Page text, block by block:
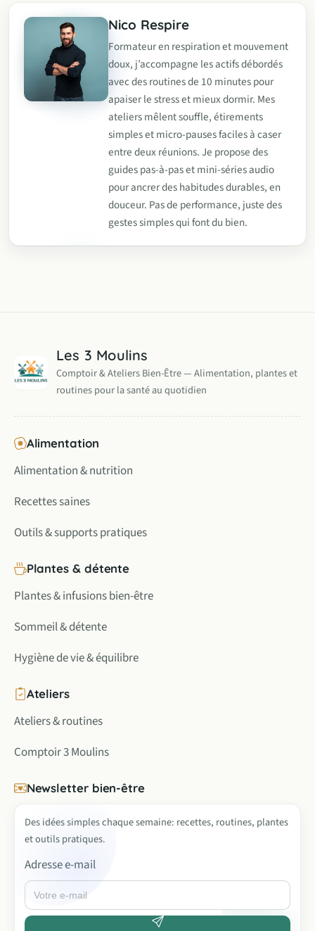
Nico Respire
Formateur en respiration et mouvement
doux, j’accompagne les actifs débordés
avec des routines de 10 minutes pour
apaiser le stress et mieux dormir. Mes
ateliers mêlent souffle, étirements
simples et micro-pauses faciles à caser
entre deux réunions. Je propose des
guides pas-à-pas et mini-séries audio
pour ancrer des habitudes durables, en
douceur. Pas de performance, juste des
gestes simples qui font du bien.
Les 3 Moulins
Comptoir & Ateliers Bien-Être — Alimentation, plantes et
routines pour la santé au quotidien
Alimentation
Alimentation & nutrition
Recettes saines
Outils & supports pratiques
Plantes & détente
Plantes & infusions bien-être
Sommeil & détente
Hygiène de vie & équilibre
Ateliers
Ateliers & routines
Comptoir 3 Moulins
Newsletter bien-être
Des idées simples chaque semaine: recettes, routines, plantes
et outils pratiques.
Adresse e-mail